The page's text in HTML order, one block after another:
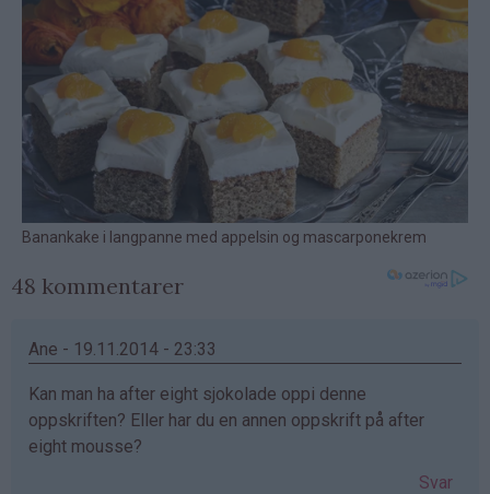
48 kommentarer
Ane - 19.11.2014 - 23:33
Kan man ha after eight sjokolade oppi denne
oppskriften? Eller har du en annen oppskrift på after
eight mousse?
Svar